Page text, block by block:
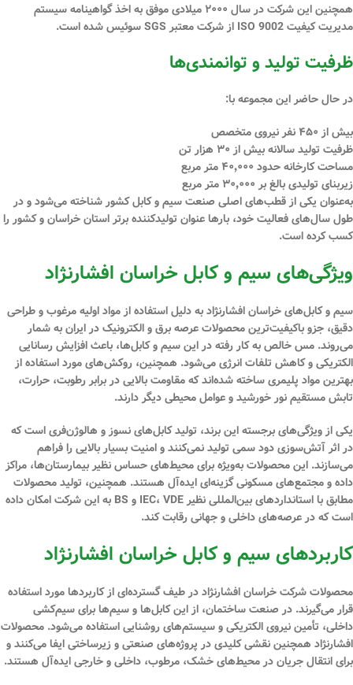
همچنین این شرکت در سال ۲۰۰۰ میلادی موفق به اخذگواهینامه سیستم
مدیریت کیفیت ISO 9002
از شرکت معتبر SGS سوئیس شده است.
ظرفیت تولید و توانمندی‌ها
در حال حاضر این مجموعه با:
بیش از ۴۵۰ نفر نیروی متخصص
ظرفیت تولید سالانه بیش از ۳۰ هزار تن
مساحت کارخانه حدود ۴۰٬۰۰۰ متر مربع
زیربنای تولیدی بالغ بر ۳۰٬۰۰۰ متر مربع
به‌عنوان یکی از قطب‌های اصلی صنعت سیم و کابل کشور شناخته می‌شود و در
طول سال‌های فعالیت خود، بارها عنوان تولیدکننده برتر استان خراسان و کشوررا
کسب کرده است.
ویژگی‌های سیم و کابل خراسان افشارنژاد
سیم و کابل‌های خراسان افشارنژاد به دلیل استفاده از مواد اولیه مرغوب و طراحی
دقیق، جزو باکیفیت‌ترین محصولات عرصه برق و الکترونیک در ایران به شمار
می‌روند. مس خالص به کار رفته در این سیم و کابل‌ها، باعث افزایش رسانایی
الکتریکی و کاهش تلفات انرژی می‌شود. همچنین، روکش‌های مورد استفاده از
بهترین مواد پلیمری ساخته شده‌اند کهمقاومتبالایی در برابر رطوبت، حرارت،
تابش مستقیم نور خورشید و عوامل محیطی دیگر دارند.
یکی از ویژگی‌های برجسته این برند، تولید کابل‌های نسوز و هالوژن‌فری است که
در اثر آتش‌سوزی دود سمی تولید نمی‌کنند و امنیت بسیار بالایی را فراهم
می‌سازند. این محصولات به‌ویژه برای محیط‌های حساس نظیر بیمارستان‌ها، مراکز
داده و مجتمع‌های مسکونی گزینه‌ای ایده‌آل هستند. همچنین، تولید محصولات
مطابق با استانداردهای بین‌المللی نظیر IEC، VDE و BS به این شرکت امکان داده
است که در عرصه‌های داخلی و جهانی رقابت کند.
کاربردهای سیم و کابل خراسان افشارنژاد
محصولات شرکت خراسان افشارنژاد در طیف گسترده‌ای از کاربردها مورد استفاده
قرار می‌گیرند. در صنعت ساختمان، از این کابل‌ها و سیم‌ها برای سیم‌کشی
داخلی، تأمین نیروی الکتریکی و سیستم‌های روشنایی استفاده می‌شود. محصولات
افشارنژاد همچنین نقشی کلیدی در پروژه‌های صنعتی و زیرساختی ایفا می‌کنند و
برای انتقال جریان در محیط‌های خشک، مرطوب، داخلی و خارجی ایده‌آل هستند.